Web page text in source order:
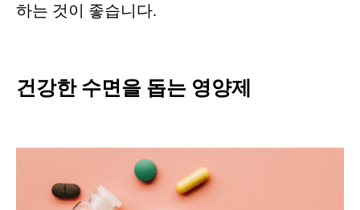
하는 것이 좋습니다.
건강한 수면을 돕는 영양제